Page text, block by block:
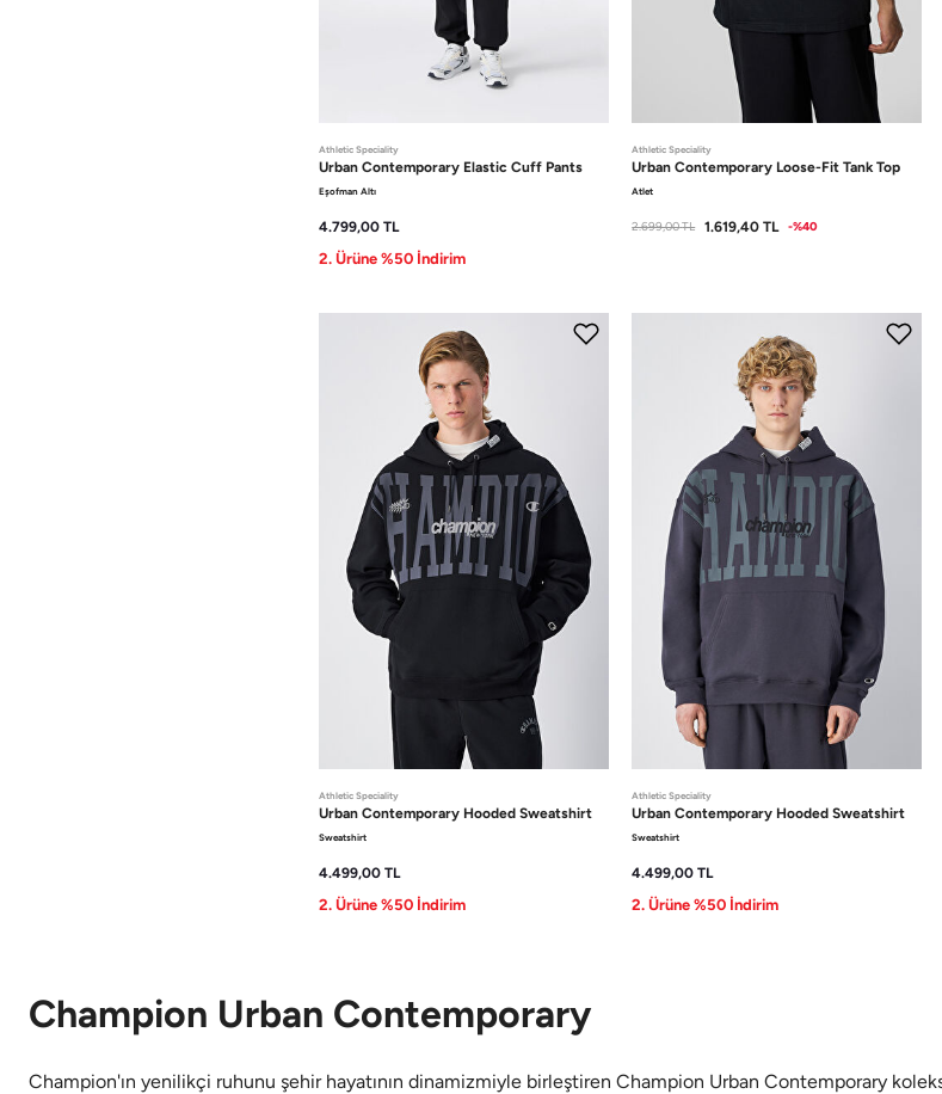
Athletic Speciality
Urban Contemporary Elastic Cuff Pants
Eşofman Altı
4.799,00 TL
2. Ürüne %50 İndirim
Athletic Speciality
Urban Contemporary Loose-Fit Tank Top
Atlet
2.699,00TL 1.619,40 TL -%40
Athletic Speciality
Urban Contemporary Hooded Sweatshirt
Sweatshirt
4.499,00 TL
2. Ürüne %50 İndirim
Athletic Speciality
Urban Contemporary Hooded Sweatshirt
Sweatshirt
4.499,00 TL
2. Ürüne %50 İndirim
Champion Urban Contemporary
Champion'ın yenilikçi ruhunu şehir hayatının dinamizmiyle birleştiren Champion Urban Contemporary